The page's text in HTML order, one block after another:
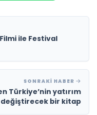
ile Festival
SONRAKI HABER
Türkiye’nin yatırım
bir kitap